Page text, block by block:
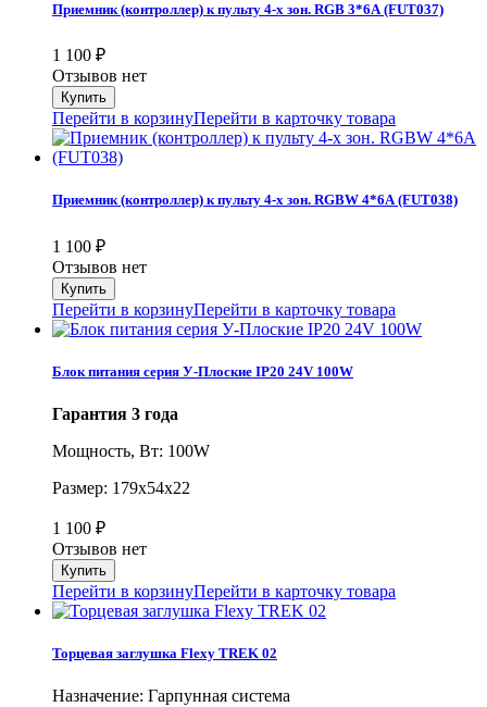
Приемник (контроллер) к пульту 4-х зон. RGB 3*6А (FUT037)
1 100 ₽
Отзывов нет
Перейти в корзинуПерейти в карточку товара
Приемник (контроллер) к пульту 4-х зон. RGBW 4*6А (FUT038)
1 100 ₽
Отзывов нет
Перейти в корзинуПерейти в карточку товара
Блок питания серия У-Плоские IP20 24V 100W
Гарантия 3 года
Мощность, Вт: 100W
Размер: 179х54х22
1 100 ₽
Отзывов нет
Перейти в корзинуПерейти в карточку товара
Торцевая заглушка Flexy TREK 02
Назначение: Гарпунная система